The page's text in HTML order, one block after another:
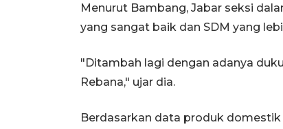
Menurut Bambang, Jabar seksi
yang sangat baik dan SDM yang
"Ditambah lagi dengan adanya
Rebana," ujar dia.
Berdasarkan data produk